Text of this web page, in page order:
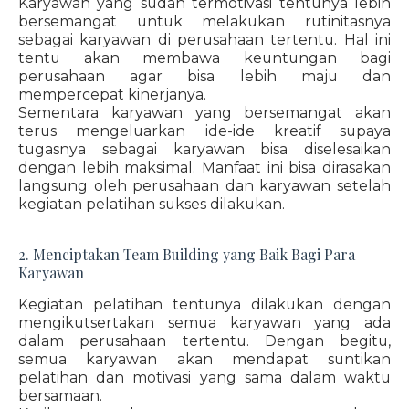
bersemangat untuk melakukan rutinitasnya
sebagai karyawan di perusahaan tertentu. Hal ini
tentu akan membawa keuntungan bagi
perusahaan agar bisa lebih maju dan
mempercepat kinerjanya.
Sementara karyawan yang bersemangat akan
terus mengeluarkan ide-ide kreatif supaya
tugasnya sebagai karyawan bisa diselesaikan
dengan lebih maksimal. Manfaat ini bisa dirasakan
langsung oleh perusahaan dan karyawan setelah
kegiatan pelatihan sukses dilakukan.
2. Menciptakan Team Building yang Baik Bagi Para
Karyawan
Kegiatan pelatihan tentunya dilakukan dengan
mengikutsertakan semua karyawan yang ada
dalam perusahaan tertentu. Dengan begitu,
semua karyawan akan mendapat suntikan
pelatihan dan motivasi yang sama dalam waktu
bersamaan.